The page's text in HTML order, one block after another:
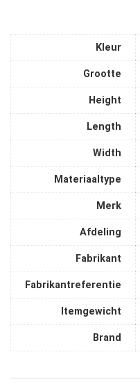
Kleur
Grootte
Height
Length
Width
Materiaaltype
Merk
Afdeling
Fabrikant
Fabrikantreferentie
Itemgewicht
Brand